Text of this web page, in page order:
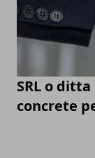
SRL o
concrete